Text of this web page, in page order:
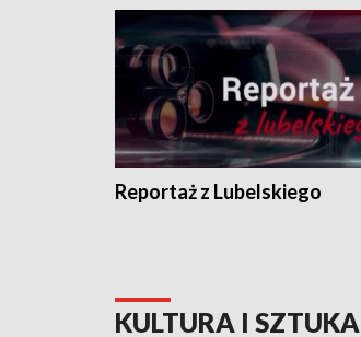
Reportaż z Lubelskiego
KULTURA I SZTUKA